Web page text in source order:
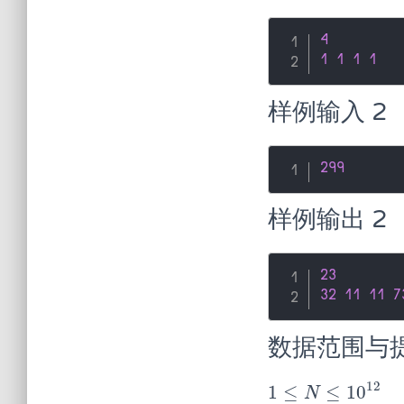
4
1
1 1 1
样例输入 2
299
样例输出 2
23
32
11 11
数据范围与
1 ≤ N ≤ 1012
1 ≤N ≤1012